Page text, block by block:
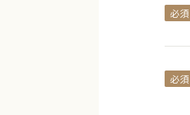
必須
必須